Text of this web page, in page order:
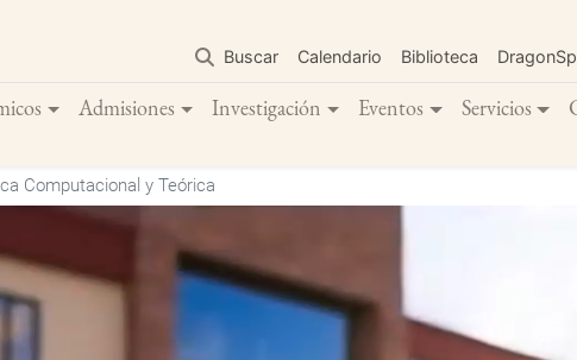
contenido
principal
Buscar Calendario Biblioteca
Admisiones Investigación Eventos Servicios
Computacional y Teórica